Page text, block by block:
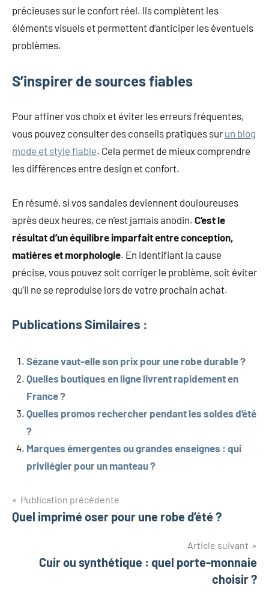
précieuses sur le confort réel. Ils complètent les
éléments visuels et permettent d’anticiper les éventuels
problèmes.
S’inspirer de sources fiables
Pour affiner vos choix et éviter les erreurs fréquentes,
vous pouvez consulter des conseils pratiques sur un blog
mode et style fiable. Cela permet de mieux comprendre
les différences entre design et confort.
En résumé, si vos sandales deviennent douloureuses
après deux heures, ce n’est jamais anodin. C’est le
résultat d’un équilibre imparfait entre conception,
matières et morphologie. En identifiant la cause
précise, vous pouvez soit corriger le problème, soit éviter
qu’il ne se reproduise lors de votre prochain achat.
Publications Similaires :
Sézane vaut-elle son prix pour une robe durable ?
Quelles boutiques en ligne livrent rapidement en
France ?
Quelles promos rechercher pendant les soldes d’été
?
Marques émergentes ou grandes enseignes : qui
privilégier pour un manteau ?
Navigation
de
Publication précédente
Quel imprimé oser pour une robe d’été ?
Article suivant
Cuir ou synthétique : quel porte-monnaie
choisir ?